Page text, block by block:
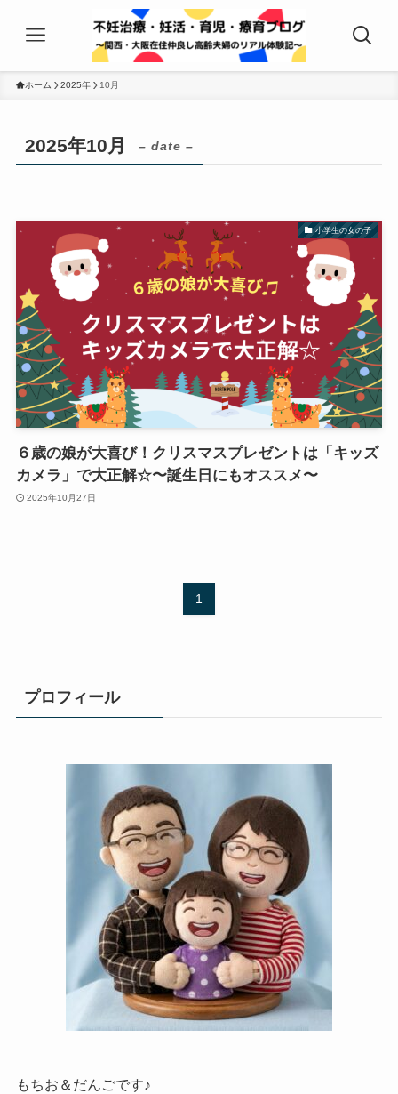
ホーム 2025年 10月
2025年10月 – date –
小学生の女の子
６歳の娘が大喜び！クリスマスプレゼントは「キッズ
カメラ」で大正解☆〜誕生日にもオススメ〜
2025年10月27日
1
プロフィール
もちお＆だんごです♪